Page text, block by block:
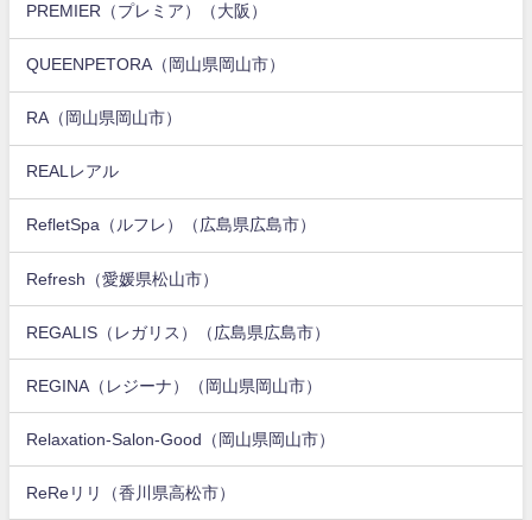
PREMIER（プレミア）（大阪）
QUEENPETORA（岡山県岡山市）
RA（岡山県岡山市）
REALレアル
RefletSpa（ルフレ）（広島県広島市）
Refresh（愛媛県松山市）
REGALIS（レガリス）（広島県広島市）
REGINA（レジーナ）（岡山県岡山市）
Relaxation-Salon-Good（岡山県岡山市）
ReReリリ（香川県高松市）